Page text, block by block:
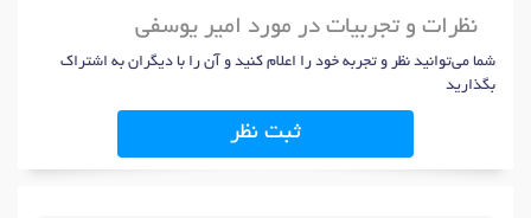
نظرات و تجربیات در مورد امیر یوسفی
شما می‌توانید نظر و تجربه خود را اعلام کنید و آن را با دیگران به اشتراک
بگذارید
ثبت نظر